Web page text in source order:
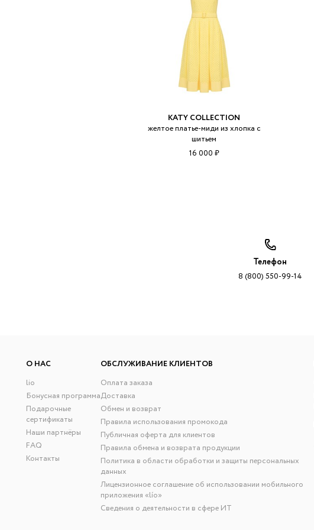
KATY COLLECTION
желтое платье-миди из хлопка с
шитьем
16 000 ₽
Телефон
8 (800) 550-99-14
О НАС
lio
Бонусная программа
Подарочные
сертификаты
Наши партнёры
FAQ
Контакты
ОБСЛУЖИВАНИЕ КЛИЕНТОВ
Оплата заказа
Доставка
Обмен и возврат
Правила использования промокода
Публичная оферта для клиентов
Правила обмена и возврата продукции
Политика в области обработки и защиты персональных
данных
Лицензионное соглашение об использовании мобильного
приложения «lío»
Сведения о деятельности в сфере ИТ